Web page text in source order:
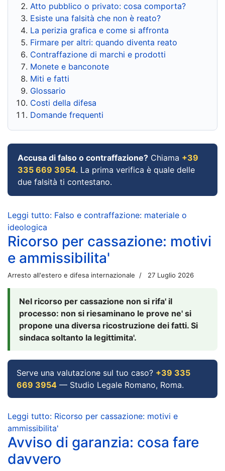
Atto pubblico o privato: cosa comporta?
Esiste una falsità che non è reato?
La perizia grafica e come si affronta
Firmare per altri: quando diventa reato
Contraffazione di marchi e prodotti
Monete e banconote
Miti e fatti
Glossario
Costi della difesa
Domande frequenti
Accusa di falso o contraffazione? Chiama +39
335 669 3954. La prima verifica è quale delle
due falsità ti contestano.
Leggi tutto: Falso e contraffazione: materiale o
ideologica
Ricorso per cassazione: motivi
e ammissibilita'
Arresto all'estero e difesa internazionale 27 Luglio 2026
Nel ricorso per cassazione non si rifa' il
processo: non si riesaminano le prove ne' si
propone una diversa ricostruzione dei fatti. Si
sindaca soltanto la legittimita'.
Serve una valutazione sul tuo caso? +39 335
669 3954 — Studio Legale Romano, Roma.
Leggi tutto: Ricorso per cassazione: motivi e
ammissibilita'
Avviso di garanzia: cosa fare
davvero